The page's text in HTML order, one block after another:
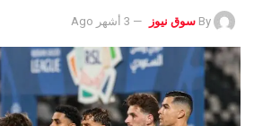
By سوق نيوز 3 أشهر Ago